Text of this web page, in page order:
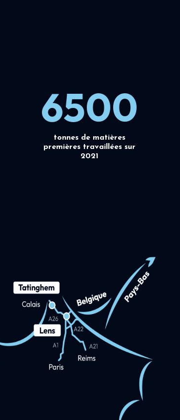
6500
tonnes de matières
premières travaillées sur
2021